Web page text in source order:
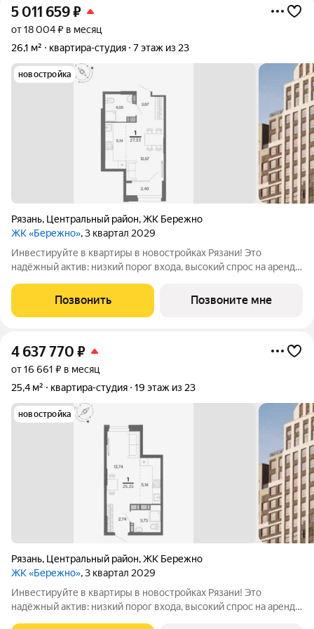
5 011 659₽
от 18 004 ₽ в месяц
26,1 м²
квартира-студия 7 этаж из 23
новостройка
Рязань, Центральный район,ЖК Бережно
ЖК «Бережно», 3 квартал 2029
Инвестируйте в квартиры в новостройках Рязани! Это
надёжный актив: низкий порог входа, высокий спрос на аренду
Жилой квартал «Бережно» это проект класса Бизнес,
созданный с уважением к городу и
Позвонить Позвоните мне
4 637 770 ₽
от 16 661 ₽ в месяц
25,4 м²
квартира-студия 19 этаж из 23
новостройка
Рязань, Центральный район,ЖК Бережно
ЖК «Бережно», 3 квартал 2029
Инвестируйте в квартиры в новостройках Рязани! Это
надёжный актив: низкий порог входа, высокий спрос на аренду